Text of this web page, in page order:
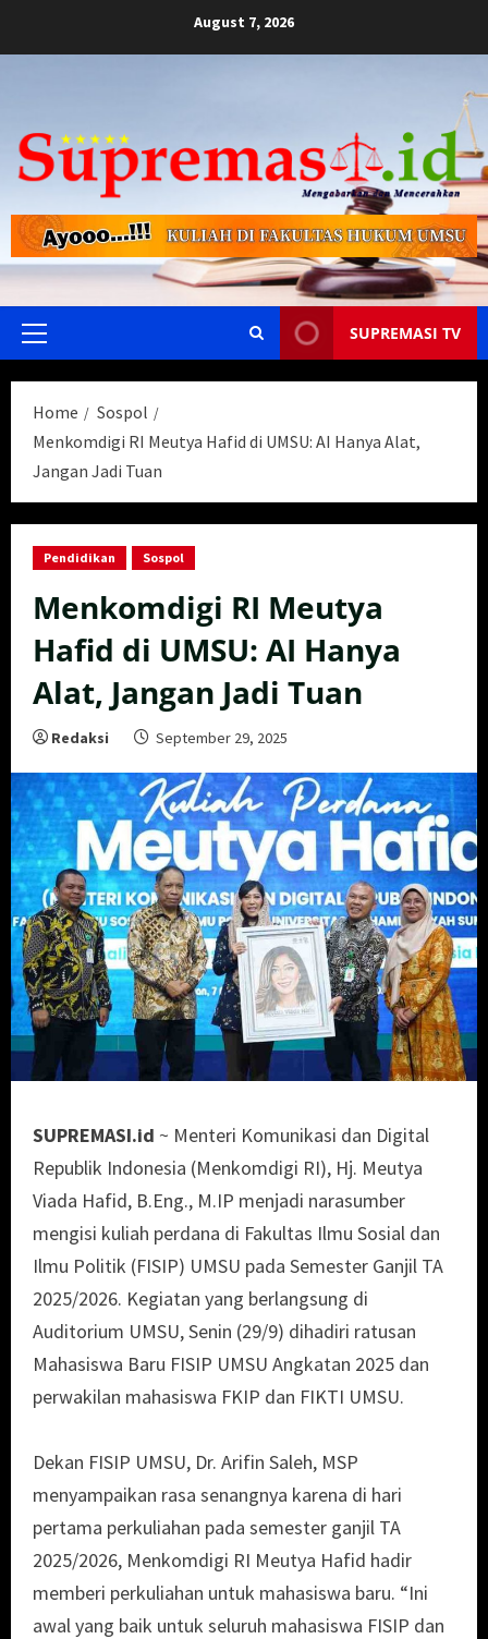
August 7, 2026
Primary
SUPREMASI TV
Home
Sospol
Menkomdigi RI Meutya Hafid di UMSU: AI Hanya Alat,
Jangan Jadi Tuan
Pendidikan Sospol
Menkomdigi RI Meutya
Hafid di UMSU: AI Hanya
Alat, Jangan Jadi Tuan
Redaksi September 29, 2025
SUPREMASI.id ~ Menteri Komunikasi dan Digital
Republik Indonesia (Menkomdigi RI), Hj. Meutya
Viada Hafid, B.Eng., M.IP menjadi narasumber
mengisi kuliah perdana di Fakultas Ilmu Sosial dan
Ilmu Politik (FISIP) UMSU pada Semester Ganjil TA
2025/2026. Kegiatan yang berlangsung di
Auditorium UMSU, Senin (29/9) dihadiri ratusan
Mahasiswa Baru FISIP UMSU Angkatan 2025 dan
perwakilan mahasiswa FKIP dan FIKTI UMSU.
Dekan FISIP UMSU, Dr. Arifin Saleh, MSP
menyampaikan rasa senangnya karena di hari
pertama perkuliahan pada semester ganjil TA
2025/2026, Menkomdigi RI Meutya Hafid hadir
memberi perkuliahan untuk mahasiswa baru. “Ini
awal yang baik untuk seluruh mahasiswa FISIP dan